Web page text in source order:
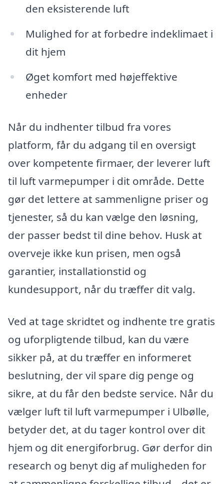
den eksisterende luft
Mulighed for at forbedre indeklimaet i
dit hjem
Øget komfort med højeffektive
enheder
Når du indhenter tilbud fra vores
platform, får du adgang til en oversigt
over kompetente firmaer, der leverer luft
til luft varmepumper i dit område. Dette
gør det lettere at sammenligne priser og
tjenester, så du kan vælge den løsning,
der passer bedst til dine behov. Husk at
overveje ikke kun prisen, men også
garantier, installationstid og
kundesupport, når du træffer dit valg.
Ved at tage skridtet og indhente tre gratis
og uforpligtende tilbud, kan du være
sikker på, at du træffer en informeret
beslutning, der vil spare dig penge og
sikre, at du får den bedste service. Når du
vælger luft til luft varmepumper i Ulbølle,
betyder det, at du tager kontrol over dit
hjem og dit energiforbrug. Gør derfor din
research og benyt dig af muligheden for